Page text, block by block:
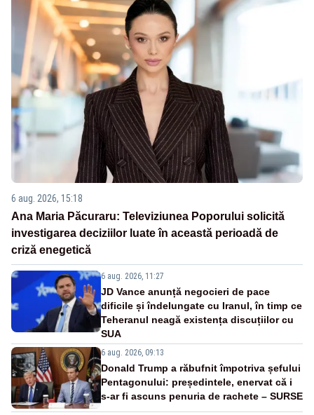
6 aug. 2026, 15:18
Ana Maria Păcuraru: Televiziunea Poporului solicită
investigarea deciziilor luate în această perioadă de
criză enegetică
6 aug. 2026, 11:27
JD Vance anunță negocieri de pace
dificile și îndelungate cu Iranul, în timp ce
Teheranul neagă existența discuțiilor cu
SUA
6 aug. 2026, 09:13
Donald Trump a răbufnit împotriva șefului
Pentagonului: președintele, enervat că i
s-ar fi ascuns penuria de rachete – SURSE